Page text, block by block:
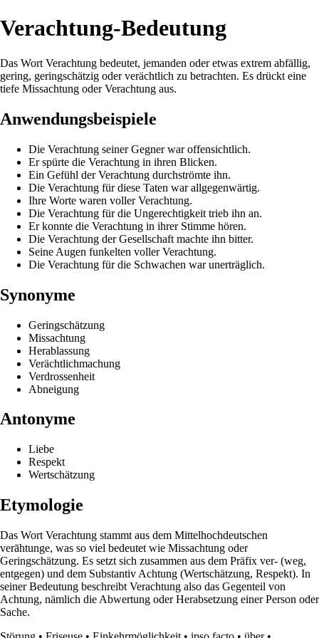
Verachtung-Bedeutung
Das Wort Verachtung bedeutet, jemanden oder etwas extrem abfällig,
gering, geringschätzig oder verächtlich zu betrachten. Es drückt eine
tiefe Missachtung oder Verachtung aus.
Anwendungsbeispiele
Die Verachtung seiner Gegner war offensichtlich.
Er spürte die Verachtung in ihren Blicken.
Ein Gefühl der Verachtung durchströmte ihn.
Die Verachtung für diese Taten war allgegenwärtig.
Ihre Worte waren voller Verachtung.
Die Verachtung für die Ungerechtigkeit trieb ihn an.
Er konnte die Verachtung in ihrer Stimme hören.
Die Verachtung der Gesellschaft machte ihn bitter.
Seine Augen funkelten voller Verachtung.
Die Verachtung für die Schwachen war unerträglich.
Synonyme
Geringschätzung
Missachtung
Herablassung
Verächtlichmachung
Verdrossenheit
Abneigung
Antonyme
Liebe
Respekt
Wertschätzung
Etymologie
Das Wort Verachtung stammt aus dem Mittelhochdeutschen
verāhtunge, was so viel bedeutet wie Missachtung oder
Geringschätzung. Es setzt sich zusammen aus dem Präfix ver- (weg,
entgegen) und dem Substantiv Achtung (Wertschätzung, Respekt). In
seiner Bedeutung beschreibt Verachtung also das Gegenteil von
Achtung, nämlich die Abwertung oder Herabsetzung einer Person oder
Sache.